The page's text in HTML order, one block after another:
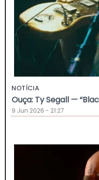
NOTÍCIA
Ouça: Ty Segall —
9 Jun 2026 - 21:27